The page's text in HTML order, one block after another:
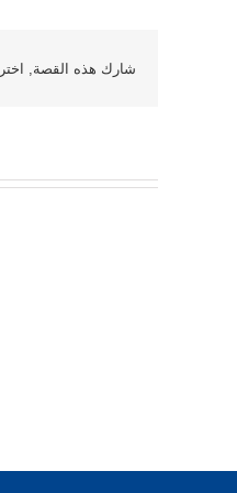
شارك هذه القصة,